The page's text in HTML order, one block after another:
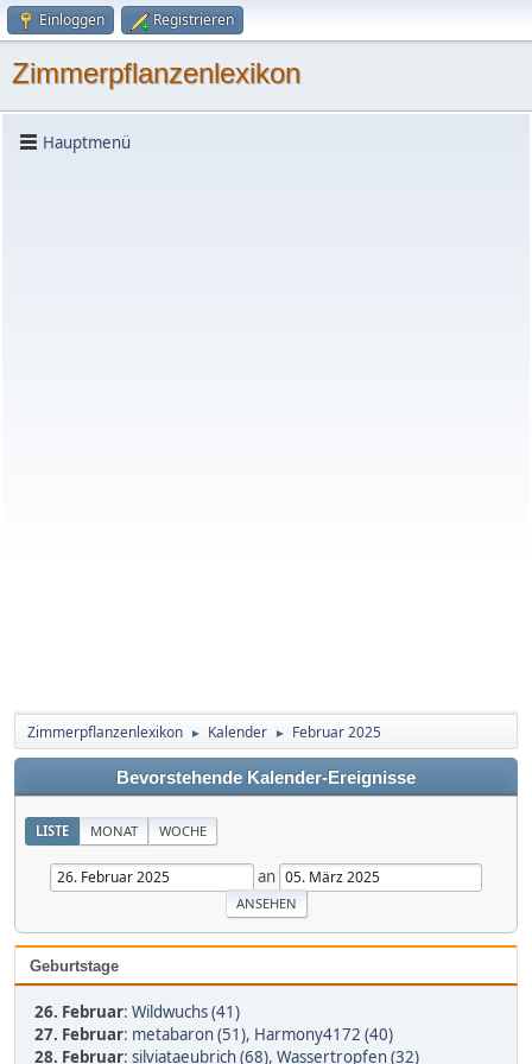
Einloggen Registrieren
Zimmerpflanzenlexikon
Hauptmenü
Zimmerpflanzenlexikon ► Kalender ► Februar 2025
Bevorstehende Kalender-Ereignisse
LISTE MONAT WOCHE
an
Geburtstage
26. Februar: Wildwuchs (41)
27. Februar: metabaron (51), Harmony4172 (40)
28. Februar: silviataeubrich (68), Wassertropfen (32)